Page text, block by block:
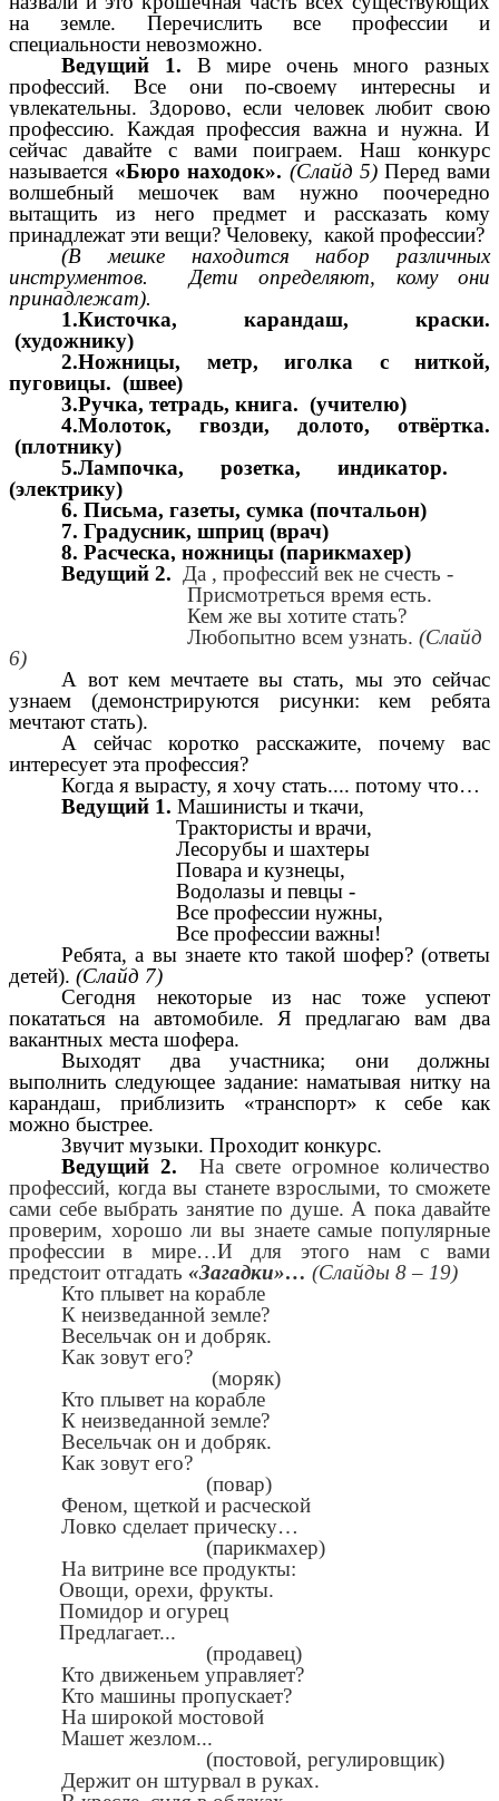
на земле. Перечислить все профессии и
специальности невозможно.
Ведущий 1. В мире очень много разных
профессий. Все они по-своему интересны и
увлекательны. Здорово, если человек любит свою
профессию. Каждая профессия важна и нужна. И
сейчас
давайте с вами поиграем. Наш конкурс
называется «Бюро находок». (Слайд 5) Перед вами
волшебный мешочек вам нужно поочередно
вытащить из него предмет и рассказать кому
принадлежат эти вещи? Человеку, какой профессии?
(В мешке находится набор различных
инструментов. Дети определяют, кому они
принадлежат).
1.Кисточка, карандаш, краски.
(художнику)
2.Ножницы, метр, иголка с ниткой,
пуговицы. (швее)
3.Ручка, тетрадь, книга. (учителю)
4.Молоток, гвозди, долото, отвёртка.
(плотнику)
5.Лампочка, розетка, индикатор.
(электрику)
6. Письма, газеты, сумка (почтальон)
7. Градусник, шприц (врач)
8. Расческа, ножницы (парикмахер)
Ведущий 2. Да , профессий век не счесть -
Присмотреться время есть.
Кем же вы хотите стать?
Любопытно всем узнать. (Слайд
6)
А вот кем мечтаете вы стать, мы это сейчас
узнаем (демонстрируются рисунки: кем ребята
мечтают стать).
А сейчас коротко расскажите, почему вас
интересует эта профессия?
Когда я вырасту, я хочу стать.... потому что…
Ведущий 1.Машинисты и ткачи,
Трактористы и врачи,
Лесорубы и шахтеры
Повара и кузнецы,
Водолазы и певцы -
Все профессии нужны,
Все профессии важны!
Ребята, а вы знаете кто такой шофер? (ответы
детей). (Слайд 7)
Сегодня некоторые из нас тоже успеют
покататься на автомобиле. Я предлагаю вам два
вакантных места шофера.
Выходят два участника; они должны
выполнить следующее задание: наматывая нитку на
карандаш, приблизить «транспорт» к себе как
можно быстрее.
Звучит музыки. Проходит конкурс.
Ведущий 2.
На свете огромное количество
профессий, когда вы станете взрослыми, то сможете
сами себе выбрать занятие по душе. А пока давайте
проверим, хорошо ли вы знаете самые популярные
профессии в мире…И для этого нам с вами
предстоит отгадать «Загадки»… (Слайды 8 – 19)
Кто плывет на корабле
К неизведанной земле?
Весельчак он и добряк.
Как зовут его?
(моряк)
Кто плывет на корабле
К неизведанной земле?
Весельчак он и добряк.
Как зовут его?
(повар)
Феном, щеткой и расческой
Ловко сделает прическу…
(парикмахер)
На витрине все продукты:
Овощи, орехи, фрукты.
Помидор и огурец
Предлагает...
(продавец)
Кто движеньем управляет?
Кто машины пропускает?
На широкой мостовой
Машет жезлом...
(постовой, регулировщик)
Держит он штурвал в руках.